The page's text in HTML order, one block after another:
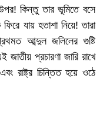
কিন্তু তার ভূমিতে বসে
যায় হতাশা নিয়ে! তারা
আব্দুল জলিলের গুষ্টি
প্রচারণা জারি রাখে
রাষ্ট্র চিন্তিত হয়ে ওঠে